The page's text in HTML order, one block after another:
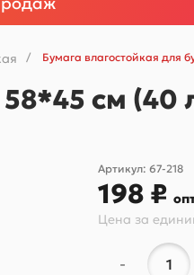
/ Бумага влагостойкая для
см (40
Артикул:67-218
198 ₽
Цена за
-